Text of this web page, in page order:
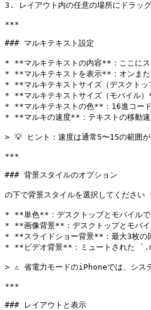
3. レイアウト内の任意の場所にドラッ
***
### マルキテキスト設定
* **マルキテキストの内容**：ここにス
* **マルキテキストを表示**：オンまた
* **マルキテキストサイズ（デスクトッ
* **マルキテキストサイズ（モバイル
* **マルキテキストの色**：16進コード
* **マルキの速度**：テキストの移動速
> 💡 ヒント：速度は通常5〜15の範囲が
***
### 背景スタイルのオプション
の下で背景スタイルを選択してくださ
* **単色**：デスクトップとモバイルで
* **画像背景**：デスクトップとモバイ
* **スライドショー背景**：最大3枚の
* **ビデオ背景**：ミュートされた
> ⚠️ 省電力モードのiPhoneでは、システ
***
### レイアウトと表示